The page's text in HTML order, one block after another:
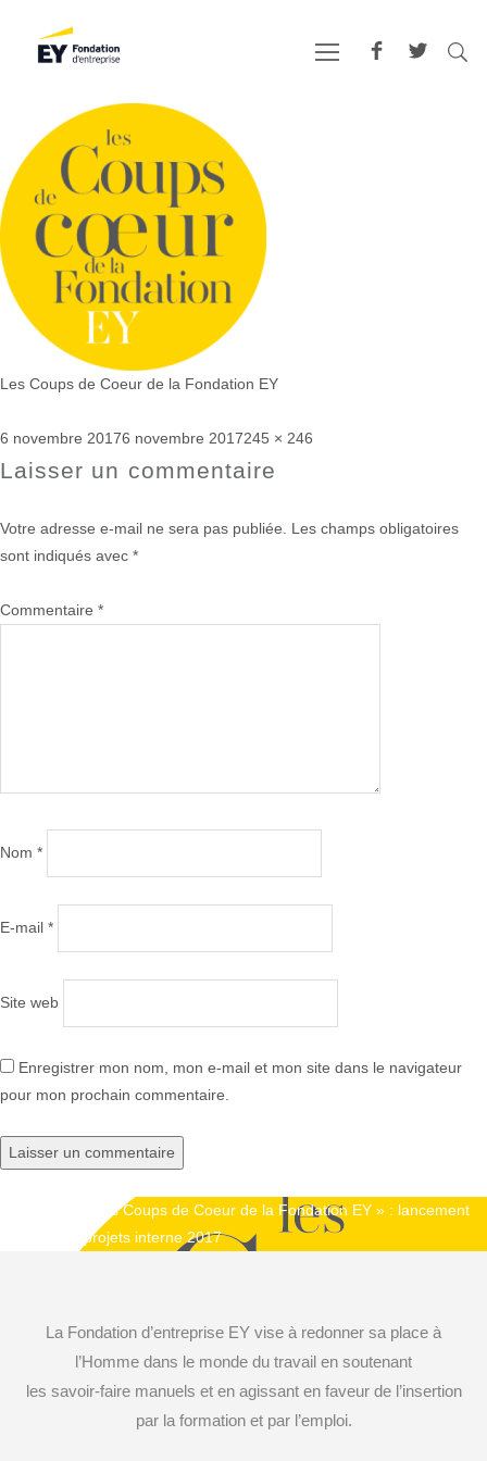
Les Coups de Coeur de la Fondation EY
Publié
le
6 novembre 20176 novembre 2017Taille
réelle
245 × 246
Laisser un commentaire
Votre adresse e-mail ne sera pas publiée.
Les champs obligatoires
sont indiqués avec *
Commentaire *
Nom *
E-mail *
Site web
Enregistrer mon nom, mon e-mail et mon site dans le navigateur
pour mon prochain commentaire.
Navigation« Les Coups de Coeur de la Fondation EY » : lancement
de l’appel à projets interne 2017
La Fondation d’entreprise EY vise à redonner sa place à
l’Homme dans le monde du travail en soutenant
les savoir-faire manuels et en agissant en faveur de l’insertion
par la formation et par l’emploi.